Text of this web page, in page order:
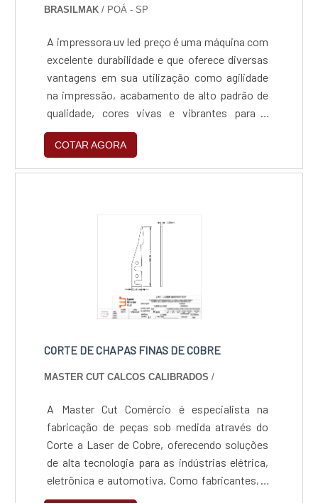
BRASILMAK / POÁ - SP
A impressora uv led preço é uma máquina com
excelente durabilidade e que oferece diversas
vantagens em sua utilização como agilidade
na impressão, acabamento de alto padrão de
qualidade, cores vivas e vibrantes para a
impressão, entre muitas outras.MAIS
INFORMAÇÕES SOBRE AS IMPRESSORASA
impressora uv led possui essa nomenclatura
do material. Esse sistema contribui também
para uma das vantagens que a impressora o.
COTAR AGORA
CORTE DE CHAPAS FINAS DE COBRE
MASTER CUT CALCOS CALIBRADOS /
A Master Cut Comércio é especialista na
fabricação de peças sob medida através do
Corte a Laser de Cobre, oferecendo soluções
de alta tecnologia para as indústrias elétrica,
eletrônica e automotiva. Como fabricantes, a
empresa domina o processamento de metais